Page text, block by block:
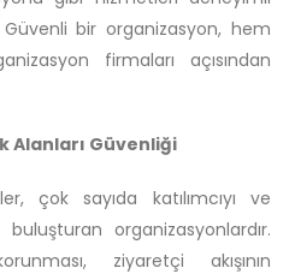
bir organizasyon, hem
firmaları açısından
Alanları Güvenliği
çok sayıda katılımcıyı ve
organizasyonlardır.
ziyaretçi akışının